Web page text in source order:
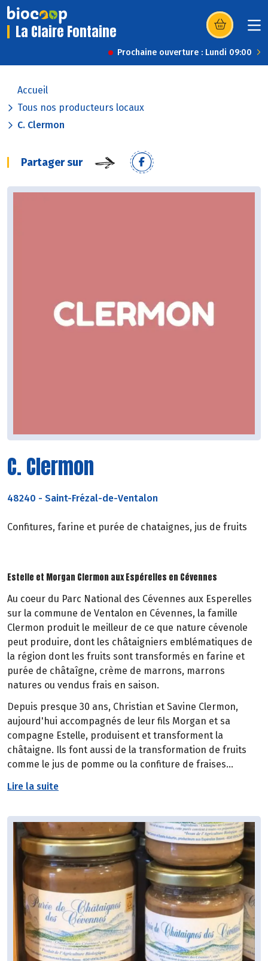
La Claire Fontaine (s’ouvre dans
Prochaine ouverture : Lundi 09:00
Accueil
Tous nos producteurs locaux
C. Clermon
Partager sur
C. Clermon
48240 - Saint-Frézal-de-Ventalon
Confitures, farine et purée de chataignes, jus de fruits
Estelle et Morgan Clermon aux Espérelles en Cévennes
Au coeur du Parc National des Cévennes aux Esperelles
sur la commune de Ventalon en Cévennes, la famille
Clermon produit le meilleur de ce que nature cévenole
peut produire, dont les châtaigniers emblématiques de
la région dont les fruits sont transformés en farine et
purée de châtaîgne, crème de marrons, marrons
natures ou vendus frais en saison.
Depuis presque 30 ans, Christian et Savine Clermon,
aujourd'hui accompagnés de leur fils Morgan et sa
compagne Estelle, produisent et transforment la
châtaigne. Ils font aussi de la transformation de fruits
comme le jus de pomme ou la confiture de fraises...
Lire la suite